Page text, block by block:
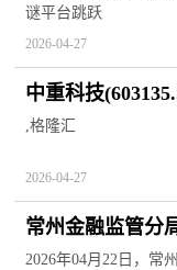
谜平台跳跃
2026-04-27
中重科技
比增长34.85%|焦
,格隆汇
2026-04-27
常州金融监管分
股份有限公司副
2026年04月22日，常